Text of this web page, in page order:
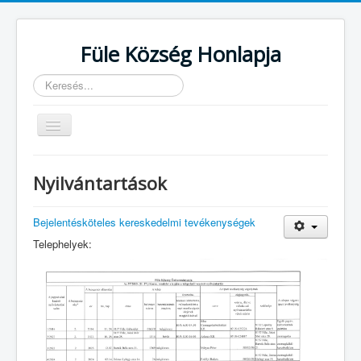
Füle Község Honlapja
Keresés...
Navigáció
váltása
TELEPÜLÉSÜNK
HIVATAL
Események
INTÉZMÉNYEK
CIVIL SZERVEZETEK
Hirdetmények
Egészségügy
Nyilvántartások
Bejelentésköteles kereskedelmi tevékenységek
Telephelyek: